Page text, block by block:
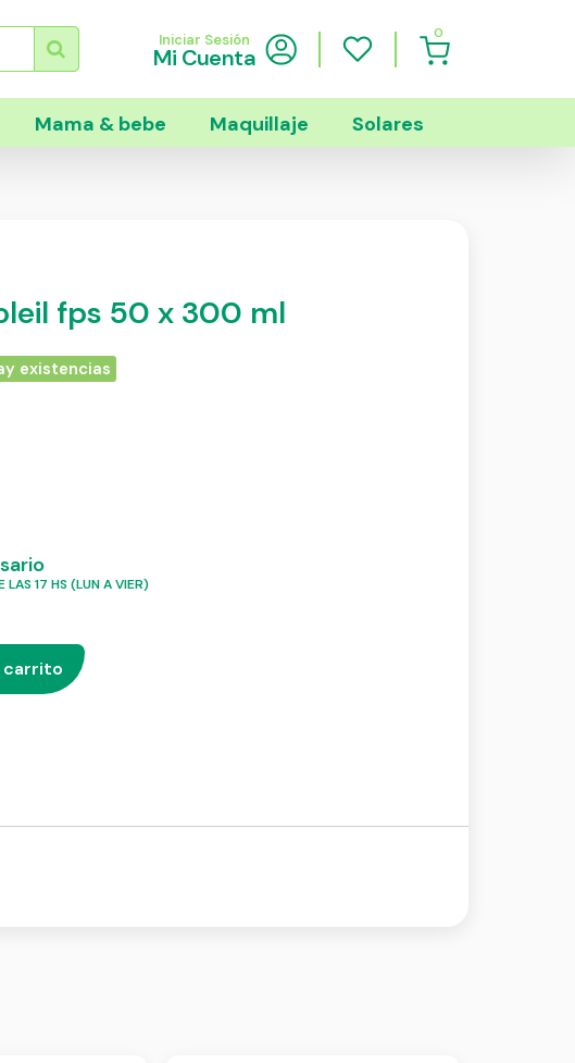
Iniciar Sesión
Mi Cuenta
0
Mama & bebe Maquillaje Solares
fps 50 x 300 ml
existencias
LAS 17 HS (LUN A VIER)
carrito